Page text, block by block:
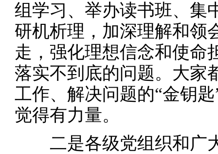
组学习、举办读书班、集
研机析理，加深理解和领
走，强化理想信念和使命
落实不到底的问题。大家
工作、解决问题的“金钥
觉得有力量。
二是各级党组织和广